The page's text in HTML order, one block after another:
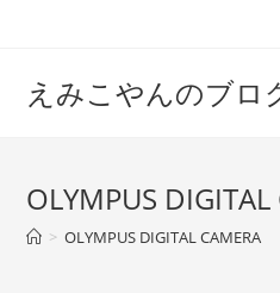
えみこやんのブロ
OLYMPUS DIGITAL
> OLYMPUS DIGITAL CAMERA